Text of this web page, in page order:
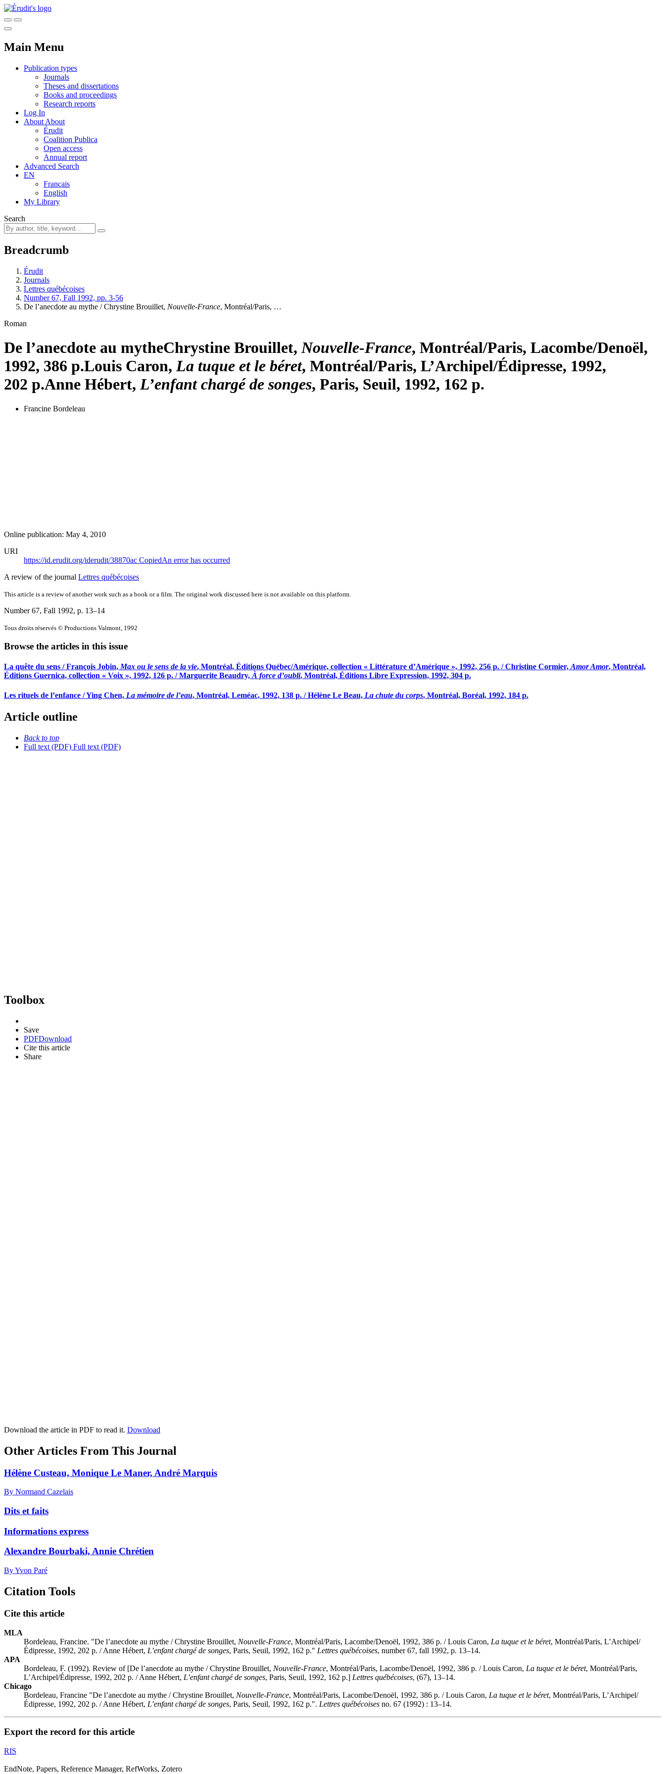
Main Menu
Publication types
Journals
Theses and dissertations
Books and proceedings
Research reports
Log In
About About
Érudit
Coalition Publica
Open access
Annual report
Advanced Search
EN
Français
English
My Library
Search
Breadcrumb
Érudit
Journals
Lettres québécoises
Number 67, Fall 1992, pp. 3-56
De l’anecdote au mythe / Chrystine Brouillet, Nouvelle-France, Montréal/Paris, …
Roman
De l’anecdote au mytheChrystine Brouillet, Nouvelle-France, Montréal/Paris, Lacombe/Denoël,
1992, 386 p.Louis Caron, La tuque et le béret, Montréal/Paris, L’Archipel/Édipresse, 1992,
202 p.Anne Hébert, L’enfant chargé de songes, Paris, Seuil, 1992, 162 p.
Francine Bordeleau
Online publication: May 4, 2010
URI
https://id.erudit.org/iderudit/38870ac CopiedAn error has occurred
A review of the journal Lettres québécoises
This article is a review of another work such as a book or a film. The original work discussed here is not available on this platform.
Number 67, Fall 1992, p. 13–14
Tous droits réservés © Productions Valmont, 1992
Browse the articles in this issue
La quête du sens / François Jobin,Max ou le sens de la vie, Montréal, Éditions Québec/Amérique, collection « Littérature d’Amérique », 1992, 256 p. / Christine Cormier,Amor Amor, Montréal,
Éditions Guernica, collection « Voix », 1992, 126 p. / Marguerite Beaudry,À force d’oubli, Montréal, Éditions Libre Expression, 1992, 304 p.
Les rituels de l’enfance / Ying Chen, La mémoire de l’eau, Montréal, Leméac, 1992, 138 p. / Hélène Le Beau, La chute du corps, Montréal, Boréal, 1992, 184 p.
Article outline
Back to top
Full text (PDF) Full text (PDF)
Toolbox
Save
PDFDownload
Cite this article
Share
Download the article in PDF to read it. Download
Other Articles From This Journal
Hélène Custeau, Monique Le Maner, André Marquis
By Normand Cazelais
Dits et faits
Informations express
Alexandre Bourbaki, Annie Chrétien
By Yvon Paré
Citation Tools
Cite this article
MLA
Bordeleau, Francine. "De l’anecdote au mythe / Chrystine Brouillet, Nouvelle-France, Montréal/Paris, Lacombe/Denoël, 1992, 386 p. / Louis Caron, La tuque et le béret, Montréal/Paris, L’Archipel/
Édipresse, 1992, 202 p. / Anne Hébert, L’enfant chargé de songes, Paris, Seuil, 1992, 162 p." Lettres québécoises, number 67, fall 1992, p. 13–14.
APA
Bordeleau, F. (1992). Review of [De l’anecdote au mythe / Chrystine Brouillet, Nouvelle-France, Montréal/Paris, Lacombe/Denoël, 1992, 386 p. / Louis Caron, La tuque et le béret, Montréal/Paris,
L’Archipel/Édipresse, 1992, 202 p. / Anne Hébert, L’enfant chargé de songes, Paris, Seuil, 1992, 162 p.] Lettres québécoises, (67), 13–14.
Chicago
Bordeleau, Francine "De l’anecdote au mythe / Chrystine Brouillet, Nouvelle-France, Montréal/Paris, Lacombe/Denoël, 1992, 386 p. / Louis Caron, La tuque et le béret, Montréal/Paris, L’Archipel/
Édipresse, 1992, 202 p. / Anne Hébert, L’enfant chargé de songes, Paris, Seuil, 1992, 162 p.". Lettres québécoises no. 67 (1992) : 13–14.
Export the record for this article
RIS
EndNote, Papers, Reference Manager, RefWorks, Zotero